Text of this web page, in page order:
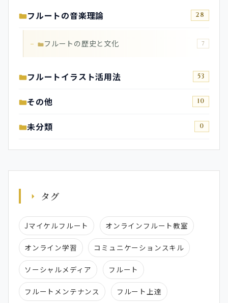
フルートの音楽理論 28
フルートの歴史と文化 7
フルートイラスト活用法 53
その他 10
未分類 0
タグ
Jマイケルフルート オンラインフルート教室
オンライン学習 コミュニケーションスキル
ソーシャルメディア フルート
フルートメンテナンス フルート上達